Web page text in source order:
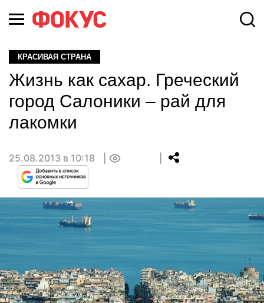
КРАСИВАЯ СТРАНА
Жизнь как сахар. Греческий
город Салоники – рай для
лакомки
25.08.2013 в 10:18